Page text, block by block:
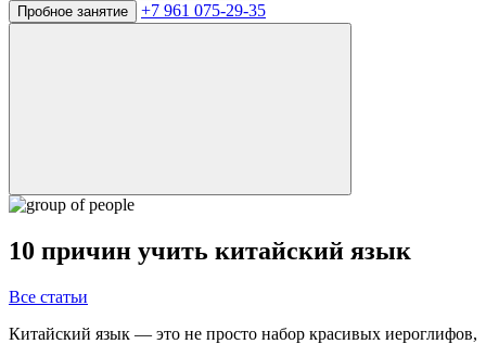
Пробное занятие
+7 961 075-29-35
10 причин учить китайский язык
Все статьи
Китайский язык — это не просто набор красивых иероглифов,